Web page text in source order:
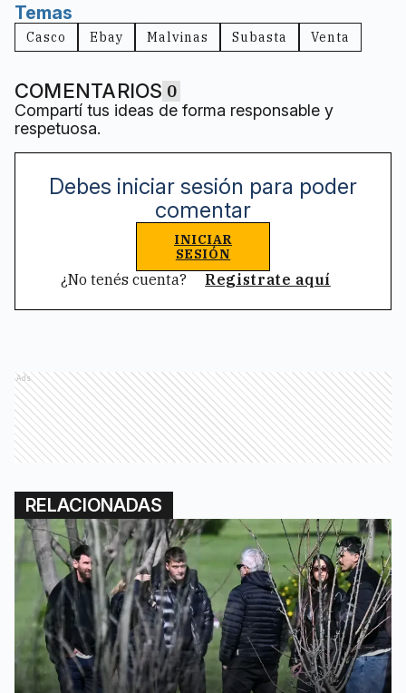
Temas
Casco Ebay Malvinas Subasta Venta
COMENTARIOS 0
Compartí tus ideas de forma responsable y
respetuosa.
Debes iniciar sesión para poder
comentar
INICIAR
SESIÓN
¿No tenés cuenta? Registrate aquí
Ads
RELACIONADAS